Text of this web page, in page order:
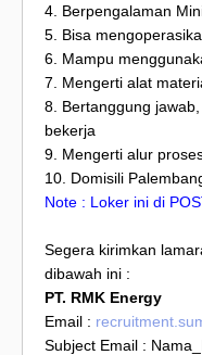
4. Berpengalaman
5. Bisa
6. Mampu
7. Mengerti alat
8. Bertanggung
bekerja
9. Mengerti alur
10. Domisili
Note : Loker ini di
Segera kirimkan
dibawah ini :
PT. RMK Energy
Email :
Subject Email :